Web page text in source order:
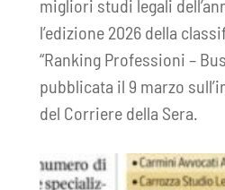
migliori studi legali
l’edizione 2026 della
“Ranking Professioni –
pubblicata il 9 marzo
del Corriere della Sera.